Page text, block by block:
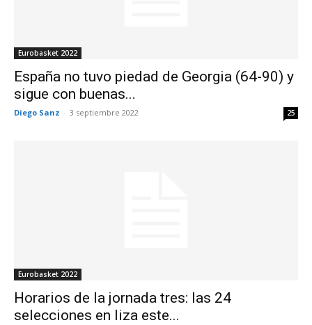
Eurobasket 2022
España no tuvo piedad de Georgia (64-90) y
sigue con buenas...
Diego Sanz - 3 septiembre 2022 25
Eurobasket 2022
Horarios de la jornada tres: las 24
selecciones en liza este...